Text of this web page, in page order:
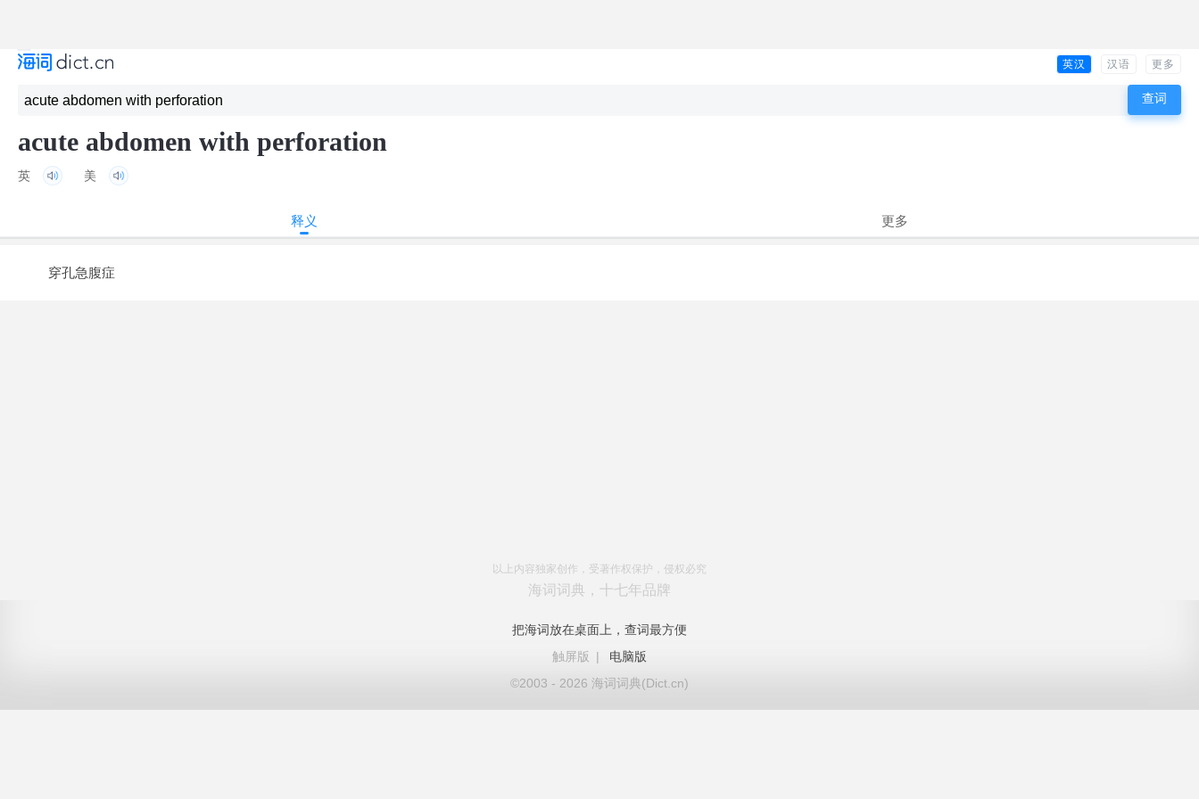
英汉 汉语 更多
acute abdomen with perforation
英 美
释义 更多
穿孔急腹症
以上内容独家创作，受著作权保护，侵权必究
海词词典，十七年品牌
把海词放在桌面上，查词最方便
触屏版
|
电脑版
©2003 - 2026 海词词典(Dict.cn)